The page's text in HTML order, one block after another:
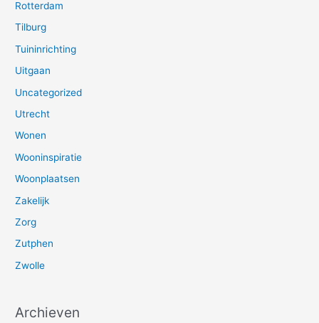
Rotterdam
Tilburg
Tuininrichting
Uitgaan
Uncategorized
Utrecht
Wonen
Wooninspiratie
Woonplaatsen
Zakelijk
Zorg
Zutphen
Zwolle
Archieven